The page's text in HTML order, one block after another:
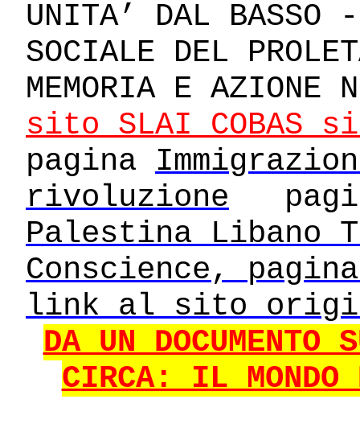
UNITA’ DAL BASSO
SOCIALE DEL
MEMORIA E AZIONE
sito SLAI COBAS
pagina
rivoluzione
Palestina Libano
Conscience,
link al sito
DA UN
CIRCA: IL MONDO